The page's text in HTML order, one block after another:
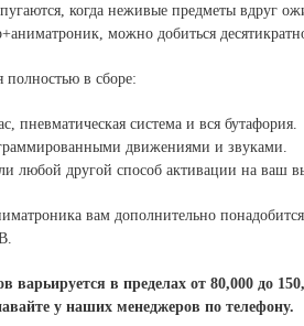
когда неживые предметы вдруг
можно добиться
полностью в сборе:
пневматическая система и вся бутафория.
движениями и звуками.
любой другой способ активации на ваш
вам дополнительно
варьируется в пределах от 80,000 до
у наших менеджеров по телефону.